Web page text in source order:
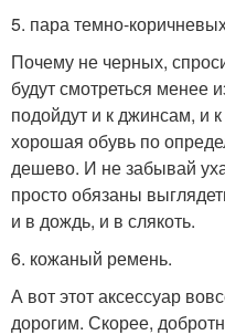
5. пара темно-
Почему не черных,
будут смотреться менее
подойдут и к джинсам, и
хорошая обувь по
дешево. И не забывай
просто обязаны
и в дождь, и в слякоть.
6. кожаный ремень.
А вот этот аксессуар
дорогим. Скорее,